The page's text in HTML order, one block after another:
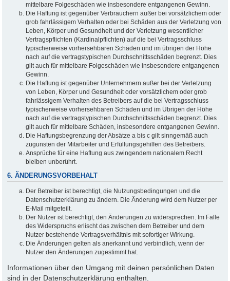
mittelbare Folgeschäden wie insbesondere entgangenen Gewinn.
Die Haftung ist gegenüber Verbrauchern außer bei vorsätzlichem oder
grob fahrlässigem Verhalten oder bei Schäden aus der Verletzung von
Leben, Körper und Gesundheit und der Verletzung wesentlicher
Vertragspflichten (Kardinalpflichten) auf die bei Vertragsschluss
typischerweise vorhersehbaren Schäden und im übrigen der Höhe
nach auf die vertragstypischen Durchschnittsschäden begrenzt. Dies
gilt auch für mittelbare Folgeschäden wie insbesondere entgangenen
Gewinn.
Die Haftung ist gegenüber Unternehmern außer bei der Verletzung
von Leben, Körper und Gesundheit oder vorsätzlichem oder grob
fahrlässigem Verhalten des Betreibers auf die bei Vertragsschluss
typischerweise vorhersehbaren Schäden und im Übrigen der Höhe
nach auf die vertragstypischen Durchschnittsschäden begrenzt. Dies
gilt auch für mittelbare Schäden, insbesondere entgangenen Gewinn.
Die Haftungsbegrenzung der Absätze a bis c gilt sinngemäß auch
zugunsten der Mitarbeiter und Erfüllungsgehilfen des Betreibers.
Ansprüche für eine Haftung aus zwingendem nationalem Recht
bleiben unberührt.
6. ÄNDERUNGSVORBEHALT
Der Betreiber ist berechtigt, die Nutzungsbedingungen und die
Datenschutzerklärung zu ändern. Die Änderung wird dem Nutzer per
E-Mail mitgeteilt.
Der Nutzer ist berechtigt, den Änderungen zu widersprechen. Im Falle
des Widerspruchs erlischt das zwischen dem Betreiber und dem
Nutzer bestehende Vertragsverhältnis mit sofortiger Wirkung.
Die Änderungen gelten als anerkannt und verbindlich, wenn der
Nutzer den Änderungen zugestimmt hat.
Informationen über den Umgang mit deinen persönlichen Daten
sind in der Datenschutzerklärung enthalten.